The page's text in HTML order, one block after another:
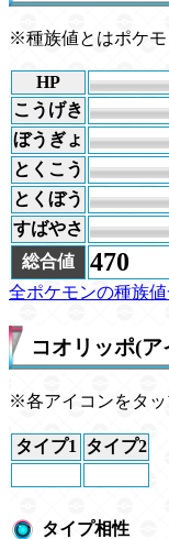
※種族値とはポケモ
HP
こうげき
ぼうぎょ
とくこう
とくぼう
すばやさ
総合値
470
全ポケモンの種族
コオリッポ(
※各アイコンをタッ
タイプ1 タイプ2
タイプ相性